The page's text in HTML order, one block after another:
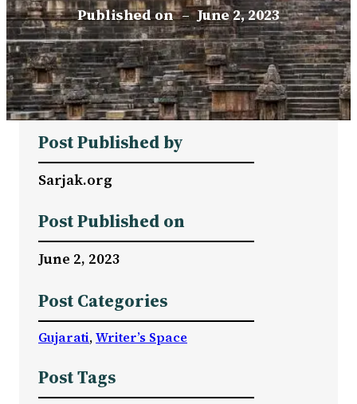
Published on – June 2, 2023
Post Published by
Sarjak.org
Post Published on
June 2, 2023
Post Categories
Gujarati, Writer’s Space
Post Tags